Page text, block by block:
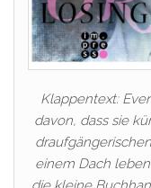
Klappentext:
davon, dass sie
einem Dach